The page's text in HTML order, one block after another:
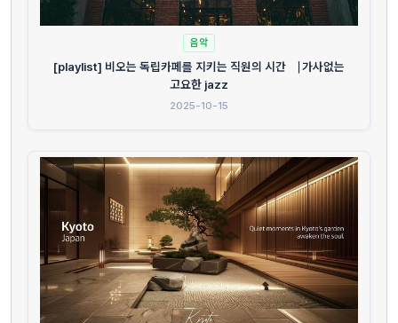
음악
[playlist] 비오는 독립카페를 지키는 직원의 시간 ⎹ 가사없는
고요한 jazz
2025-10-15